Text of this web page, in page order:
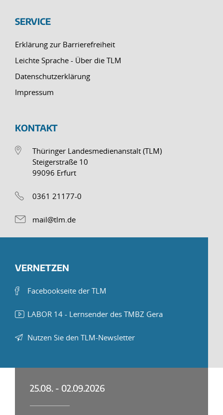
SERVICE
Erklärung zur Barrierefreiheit
Leichte Sprache - Über die TLM
Datenschutzerklärung
Impressum
KONTAKT
Thüringer Landesmedienanstalt (TLM)
Steigerstraße 10
99096 Erfurt
0361 21177-0
mail@tlm.de
VERNETZEN
Facebookseite der TLM
LABOR 14 - Lernsender des TMBZ Gera
Nutzen Sie den TLM-Newsletter
25.08. - 02.09.2026